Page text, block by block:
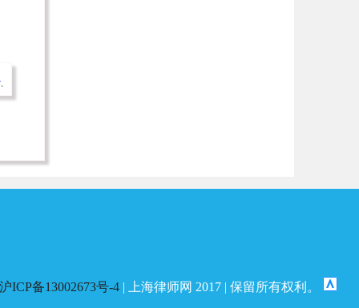
沪ICP备13002673号-4 | 上海律师网 2017 | 保留所有权利。